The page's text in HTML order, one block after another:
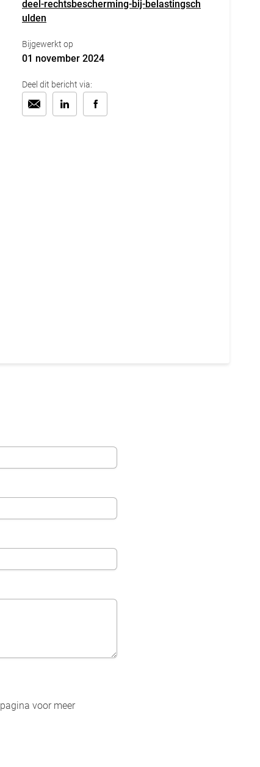
deel-rechtsbescherming-bij-belastingsch
ulden
Bijgewerkt op
01 november 2024
Deel dit bericht via:
pagina voor meer